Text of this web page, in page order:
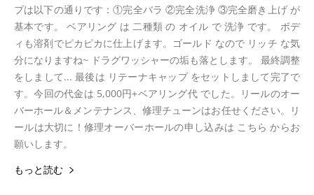
プは以下の通りです：①完全バラ ②完全洗浄 ③完全磨き上げ が
基本です。 ベアリング は 二種類 の オイル で 洗浄 です。 ボデ
ィも溶剤でピカピカに仕上げます。ゴールド なので リッチ な気
分になりますね~ ドラグワッシャーの垢も落とします。 最終調整
をしまして... 最後は リテーナキャップ をセットしまして完了で
す。今回の代金は 5,000円+ベアリング代 でした。リールのオー
バーホール＆メンテナンス、修理チューンはお任せください。リ
ールは大切に！修理オーバーホールの申し込みは こちら からお
願いします。
もっと読む